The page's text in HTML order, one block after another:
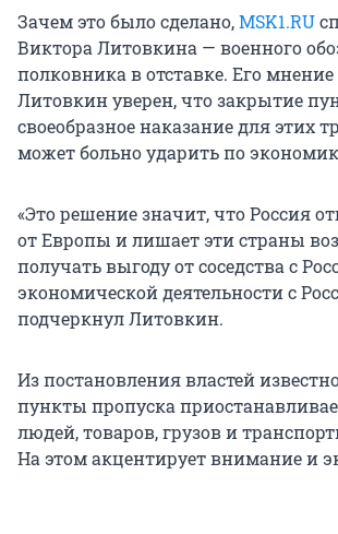
Зачем это было сделано,MSK1.RU
Виктора Литовкина — военного
полковника в отставке. Его
Литовкин уверен, что закрытие
своеобразное наказание для этих
может больно ударить по
«Это решение значит, что Россия
от Европы и лишает эти страны
получать выгоду от соседства с
экономической деятельности с
подчеркнул Литовкин.
Из постановления властей
пункты пропуска
людей, товаров, грузов и
На этом акцентирует внимание и